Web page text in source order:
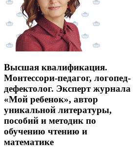
Высшая квалификация.
Монтессори-педагог, логопед-
дефектолог. Эксперт журнала
«Мой ребенок», автор
уникальной литературы,
пособий и методик по
обучению чтению и
математике